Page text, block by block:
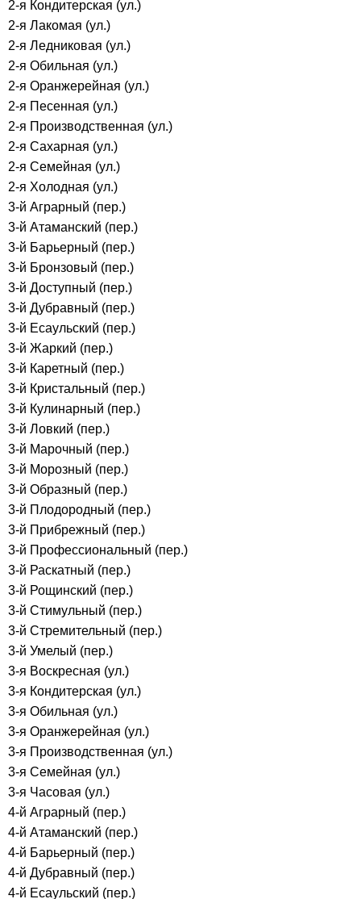
2-я Кондитерская (ул.)
2-я Лакомая (ул.)
2-я Ледниковая (ул.)
2-я Обильная (ул.)
2-я Оранжерейная (ул.)
2-я Песенная (ул.)
2-я Производственная (ул.)
2-я Сахарная (ул.)
2-я Семейная (ул.)
2-я Холодная (ул.)
3-й Аграрный (пер.)
3-й Атаманский (пер.)
3-й Барьерный (пер.)
3-й Бронзовый (пер.)
3-й Доступный (пер.)
3-й Дубравный (пер.)
3-й Есаульский (пер.)
3-й Жаркий (пер.)
3-й Каретный (пер.)
3-й Кристальный (пер.)
3-й Кулинарный (пер.)
3-й Ловкий (пер.)
3-й Марочный (пер.)
3-й Морозный (пер.)
3-й Образный (пер.)
3-й Плодородный (пер.)
3-й Прибрежный (пер.)
3-й Профессиональный (пер.)
3-й Раскатный (пер.)
3-й Рощинский (пер.)
3-й Стимульный (пер.)
3-й Стремительный (пер.)
3-й Умелый (пер.)
3-я Воскресная (ул.)
3-я Кондитерская (ул.)
3-я Обильная (ул.)
3-я Оранжерейная (ул.)
3-я Производственная (ул.)
3-я Семейная (ул.)
3-я Часовая (ул.)
4-й Аграрный (пер.)
4-й Атаманский (пер.)
4-й Барьерный (пер.)
4-й Дубравный (пер.)
4-й Есаульский (пер.)